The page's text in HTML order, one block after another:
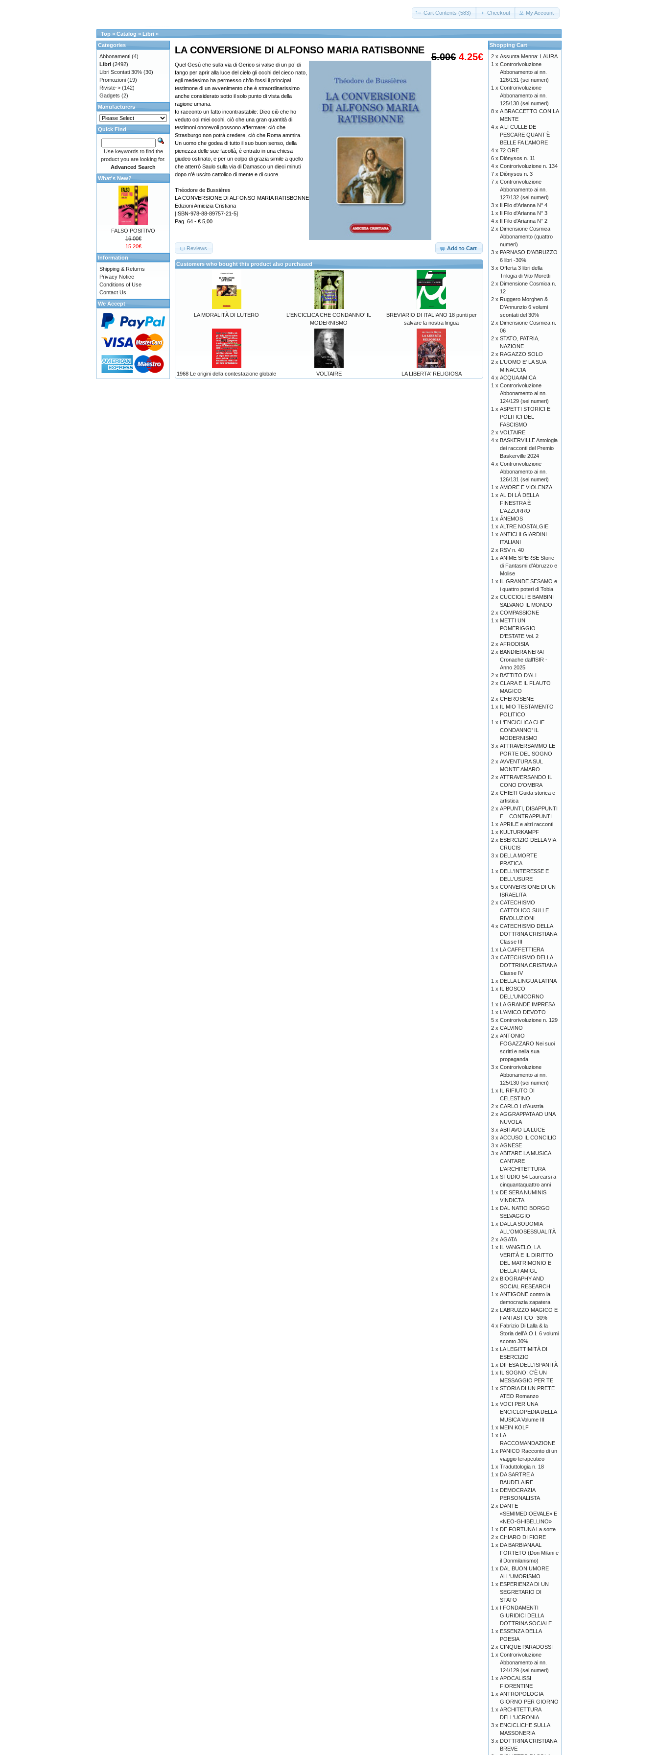
Cart Contents (583) Checkout My Account
Top » Catalog » Libri »
5.00€ 4.25€
LA CONVERSIONE DI ALFONSO MARIA RATISBONNE
Quel Gesù che sulla via di Gerico si valse di un po’ di
fango per aprir alla luce del cielo gli occhi del cieco nato,
egli medesimo ha permesso ch’io fossi il principal
testimone di un avvenimento che è straordinarissimo
anche considerato sotto il solo punto di vista della
ragione umana.
Io racconto un fatto incontrastabile: Dico ciò che ho
veduto coi miei occhi, ciò che una gran quantità di
testimoni onorevoli possono affermare: ciò che
Strasburgo non potrà credere, ciò che Roma ammira.
Un uomo che godea di tutto il suo buon senso, della
pienezza delle sue facoltà, è entrato in una chiesa
giudeo ostinato, e per un colpo di grazia simile a quello
che atterrò Saulo sulla via di Damasco un dieci minuti
dopo n’è uscito cattolico di mente e di cuore.
Théodore de Bussières
LA CONVERSIONE DI ALFONSO MARIA RATISBONNE
Edizioni Amicizia Cristiana
[ISBN-978-88-89757-21-5]
Pag. 64 - € 5,00
Add to Cart
Reviews
Customers who bought this product also purchased
LA MORALITÀ DI LUTERO
L'ENCICLICA CHE CONDANNO' IL
MODERNISMO
BREVIARIO DI ITALIANO 18 punti per
salvare la nostra lingua
1968 Le origini della contestazione globale VOLTAIRE LA LIBERTA' RELIGIOSA
Categories
Abbonamenti (4)
Libri (2492)
Libri Scontati 30% (30)
Promozioni (19)
Riviste-> (142)
Gadgets (2)
Manufacturers
Quick Find
Use keywords to find the
product you are looking for.
Advanced Search
What's New?
FALSO POSITIVO
16.00€
15.20€
Information
Shipping & Returns
Privacy Notice
Conditions of Use
Contact Us
We Accept
Shopping Cart
2 x Assunta Menna: LAURA
1 x Controrivoluzione
Abbonamento ai nn.
126/131 (sei numeri)
1 x Controrivoluzione
Abbonamento ai nn.
125/130 (sei numeri)
8 x A BRACCETTO CON LA
MENTE
4 x A LI CULLE DE
PESCARE QUANT’È
BELLE FA L’AMORE
4 x 72 ORE
6 x Diònysos n. 11
4 x Controrivoluzione n. 134
7 x Diònysos n. 3
7 x Controrivoluzione
Abbonamento ai nn.
127/132 (sei numeri)
3 x Il Filo d'Arianna N° 4
1 x Il Filo d'Arianna N° 3
4 x Il Filo d'Arianna N° 2
2 x Dimensione Cosmica
Abbonamento (quattro
numeri)
3 x PARNASO D'ABRUZZO
6 libri -30%
3 x Offerta 3 libri della
Trilogia di Vito Moretti
2 x Dimensione Cosmica n.
12
2 x Ruggero Morghen &
D’Annunzio 6 volumi
scontati del 30%
2 x Dimensione Cosmica n.
06
2 x STATO, PATRIA,
NAZIONE
2 x RAGAZZO SOLO
2 x L'UOMO E' LA SUA
MINACCIA
4 x ACQUA AMICA
1 x Controrivoluzione
Abbonamento ai nn.
124/129 (sei numeri)
1 x ASPETTI STORICI E
POLITICI DEL
FASCISMO
2 x VOLTAIRE
4 x BASKERVILLE Antologia
dei racconti del Premio
Baskerville 2024
4 x Controrivoluzione
Abbonamento ai nn.
126/131 (sei numeri)
1 x AMORE E VIOLENZA
1 x AL DI LÀ DELLA
FINESTRA È
L'AZZURRO
1 x ÁNEMOS
1 x ALTRE NOSTALGIE
1 x ANTICHI GIARDINI
ITALIANI
2 x RSV n. 40
1 x ANIME SPERSE Storie
di Fantasmi d’Abruzzo e
Molise
1 x IL GRANDE SESAMO e
i quattro poteri di Tobia
2 x CUCCIOLI E BAMBINI
SALVANO IL MONDO
2 x COMPASSIONE
1 x METTI UN
POMERIGGIO
D'ESTATE Vol. 2
2 x AFRODISIA
2 x BANDIERA NERA!
Cronache dall'ISIR -
Anno 2025
2 x BATTITO D'ALI
2 x CLARA E IL FLAUTO
MAGICO
2 x CHEROSENE
1 x IL MIO TESTAMENTO
POLITICO
1 x L'ENCICLICA CHE
CONDANNO' IL
MODERNISMO
3 x ATTRAVERSAMMO LE
PORTE DEL SOGNO
2 x AVVENTURA SUL
MONTE AMARO
2 x ATTRAVERSANDO IL
CONO D'OMBRA
2 x CHIETI Guida storica e
artistica
2 x APPUNTI, DISAPPUNTI
E... CONTRAPPUNTI
1 x APRILE e altri racconti
1 x KULTURKAMPF
2 x ESERCIZIO DELLA VIA
CRUCIS
3 x DELLA MORTE
PRATICA
1 x DELL'INTERESSE E
DELL'USURE
5 x CONVERSIONE DI UN
ISRAELITA
2 x CATECHISMO
CATTOLICO SULLE
RIVOLUZIONI
4 x CATECHISMO DELLA
DOTTRINA CRISTIANA
Classe III
1 x LA CAFFETTIERA
3 x CATECHISMO DELLA
DOTTRINA CRISTIANA
Classe IV
1 x DELLA LINGUA LATINA
1 x IL BOSCO
DELL'UNICORNO
1 x LA GRANDE IMPRESA
1 x L'AMICO DEVOTO
5 x Controrivoluzione n. 129
2 x CALVINO
2 x ANTONIO
FOGAZZARO Nei suoi
scritti e nella sua
propaganda
3 x Controrivoluzione
Abbonamento ai nn.
125/130 (sei numeri)
1 x IL RIFIUTO DI
CELESTINO
2 x CARLO I d'Austria
2 x AGGRAPPATA AD UNA
NUVOLA
3 x ABITAVO LA LUCE
3 x ACCUSO IL CONCILIO
3 x AGNESE
3 x ABITARE LA MUSICA
CANTARE
L'ARCHITETTURA
1 x STUDIO 54 Laurearsi a
cinquantaquattro anni
1 x DE SERA NUMINIS
VINDICTA
1 x DAL NATIO BORGO
SELVAGGIO
1 x DALLA SODOMIA
ALL'OMOSESSUALITÀ
2 x AGATA
1 x IL VANGELO, LA
VERITÀ E IL DIRITTO
DEL MATRIMONIO E
DELLA FAMIGL
2 x BIOGRAPHY AND
SOCIAL RESEARCH
1 x ANTIGONE contro la
democrazia zapatera
2 x L’ABRUZZO MAGICO E
FANTASTICO -30%
4 x Fabrizio Di Lalla & la
Storia dell’A.O.I. 6 volumi
sconto 30%
1 x LA LEGITTIMITÀ DI
ESERCIZIO
1 x DIFESA DELL'ISPANITÀ
1 x IL SOGNO: C'È UN
MESSAGGIO PER TE
1 x STORIA DI UN PRETE
ATEO Romanzo
1 x VOCI PER UNA
ENCICLOPEDIA DELLA
MUSICA Volume III
1 x MEIN KOLF
1 x LA
RACCOMANDAZIONE
1 x PANICO Racconto di un
viaggio terapeutico
1 x Traduttologia n. 18
1 x DA SARTRE A
BAUDELAIRE
1 x DEMOCRAZIA
PERSONALISTA
2 x DANTE
«SEMIMEDIOEVALE» E
«NEO-GHIBELLINO»
1 x DE FORTUNA La sorte
2 x CHIARO DI FIORE
1 x DA BARBIANA AL
FORTETO (Don Milani e
il Donmilanismo)
1 x DAL BUON UMORE
ALL'UMORISMO
1 x ESPERIENZA DI UN
SEGRETARIO DI
STATO
1 x I FONDAMENTI
GIURIDICI DELLA
DOTTRINA SOCIALE
1 x ESSENZA DELLA
POESIA
2 x CINQUE PARADOSSI
1 x Controrivoluzione
Abbonamento ai nn.
124/129 (sei numeri)
1 x APOCALISSI
FIORENTINE
1 x ANTROPOLOGIA
GIORNO PER GIORNO
1 x ARCHITETTURA
DELL'UCRONIA
3 x ENCICLICHE SULLA
MASSONERIA
3 x DOTTRINA CRISTIANA
BREVE